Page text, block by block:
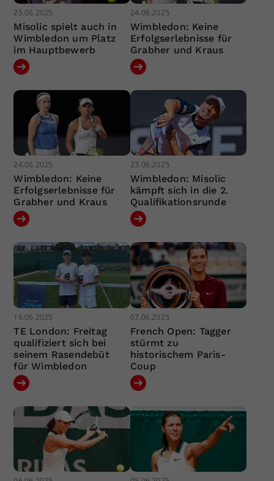
25.06.2025
Misolic spielt auch in
Wimbledon um Platz
im Hauptbewerb
24.06.2025
Wimbledon: Keine
Erfolgserlebnisse für
Grabher und Kraus
24.06.2025
Wimbledon: Keine
Erfolgserlebnisse für
Grabher und Kraus
23.06.2025
Wimbledon: Misolic
kämpft sich in die 2.
Qualifikationsrunde
16.06.2025
TE London: Freitag
qualifiziert sich bei
seinem Rasendebüt
für Wimbledon
07.06.2025
French Open: Tagger
stürmt zu
historischem Paris-
Coup